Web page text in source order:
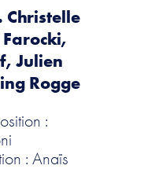
Christelle
Julien
Rogge
:
: Anaïs